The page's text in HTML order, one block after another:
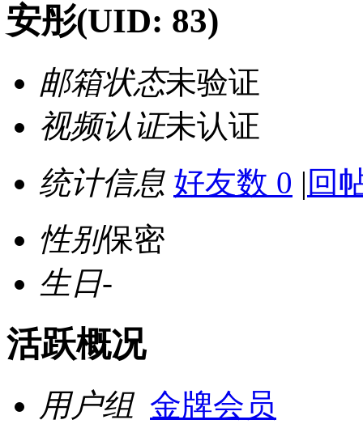
安彤(UID: 83)
邮箱状态未验证
视频认证未认证
统计信息 好友数 0 | 回
性别保密
生日-
活跃概况
用户组 金牌会员